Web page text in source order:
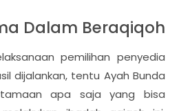
Dalam Beraqiqoh
pemilihan penyedia
dijalankan, tentu Ayah Bunda
apa saja yang bisa